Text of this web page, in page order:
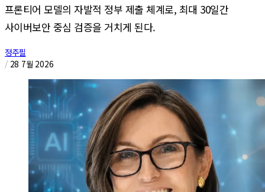
프론티어 모델의 자발적 정부 제출 체계로, 최대 30일간
사이버보안 중심 검증을 거치게 된다.
정주필
/ 28 7월 2026